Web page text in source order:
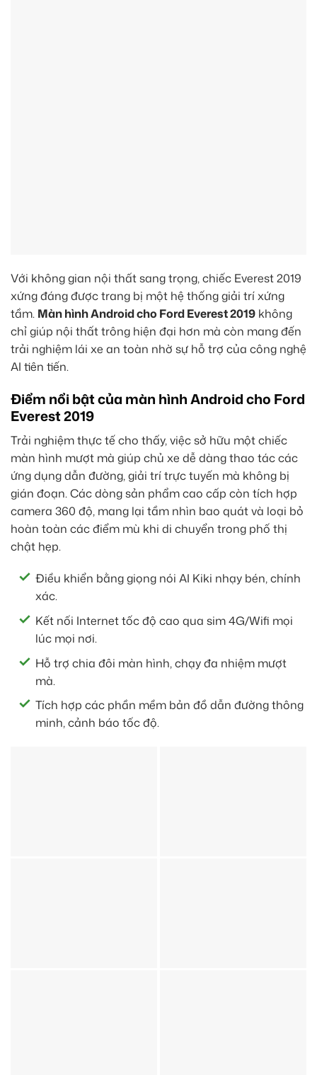
Với không gian nội thất sang trọng, chiếc Everest 2019
xứng đáng được trang bị một hệ thống giải trí xứng
tầm. Màn hình Android cho Ford Everest 2019 không
chỉ giúp nội thất trông hiện đại hơn mà còn mang đến
trải nghiệm lái xe an toàn nhờ sự hỗ trợ của công nghệ
AI tiên tiến.
Điểm nổi bật của màn hình Android cho Ford
Everest 2019
Trải nghiệm thực tế cho thấy, việc sở hữu một chiếc
màn hình mượt mà giúp chủ xe dễ dàng thao tác các
ứng dụng dẫn đường, giải trí trực tuyến mà không bị
gián đoạn. Các dòng sản phẩm cao cấp còn tích hợp
camera 360 độ, mang lại tầm nhìn bao quát và loại bỏ
hoàn toàn các điểm mù khi di chuyển trong phố thị
chật hẹp.
Điều khiển bằng giọng nói AI Kiki nhạy bén, chính
xác.
Kết nối Internet tốc độ cao qua sim 4G/Wifi mọi
lúc mọi nơi.
Hỗ trợ chia đôi màn hình, chạy đa nhiệm mượt
mà.
Tích hợp các phần mềm bản đồ dẫn đường thông
minh, cảnh báo tốc độ.